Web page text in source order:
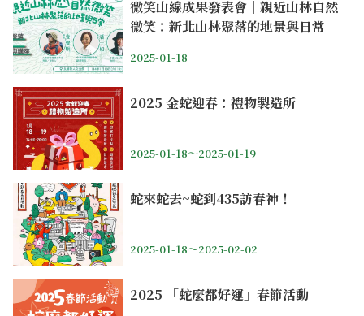
微笑山線成果發表會｜親近山林自然
微笑：新北山林聚落的地景與日常
2025-01-18
2025 金蛇迎春：禮物製造所
2025-01-18～2025-01-19
蛇來蛇去~蛇到435訪春神！
2025-01-18～2025-02-02
2025 「蛇麼都好運」春節活動